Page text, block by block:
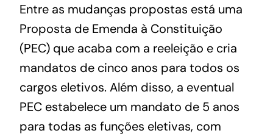
Entre as mudanças propostas está uma
Proposta de Emenda à Constituição
(PEC) que acaba com a reeleição e cria
mandatos de cinco anos para todos os
cargos eletivos. Além disso, a eventual
PEC estabelece um mandato de 5 anos
para todas as funções eletivas, com